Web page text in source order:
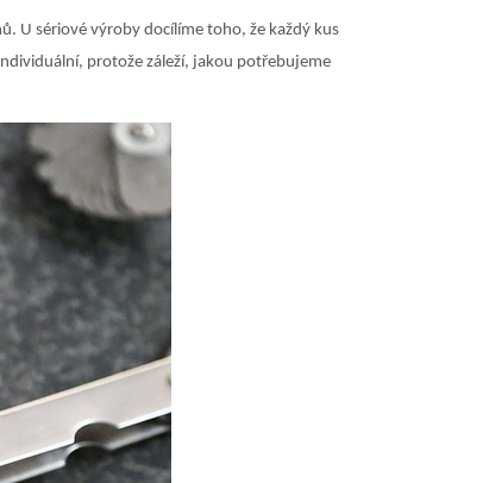
U sériové výroby docílíme toho, že každý kus
protože záleží, jakou potřebujeme